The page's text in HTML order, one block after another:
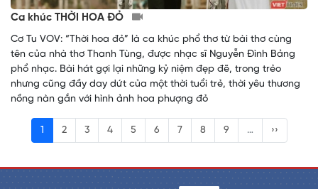
Ca khúc THỜI HOA ĐỎ
Cơ Tu VOV: “Thời hoa đỏ” là ca khúc phổ thơ từ bài thơ cùng
tên của nhà thơ Thanh Tùng, được nhạc sĩ Nguyễn Đình Bảng
phổ nhạc. Bài hát gợi lại những kỷ niệm đẹp đẽ, trong trẻo
nhưng cũng đầy day dứt của một thời tuổi trẻ, thời yêu thương
nồng nàn gắn với hình ảnh hoa phượng đỏ
1 2 3 4 5 6 7 8 9 … ››